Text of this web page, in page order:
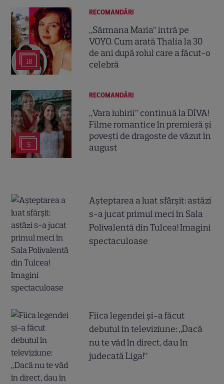
18
RECOMANDĂRI
„Sărmana Maria” intră pe
VOYO. Cum arată Thalía la 30
de ani după rolul care a făcut-o
celebră
5
RECOMANDĂRI
„Vara iubirii” continuă la DIVA!
Filme romantice în premieră și
povești de dragoste de văzut în
august
Așteptarea a luat sfârșit: astăzi
s-a jucat primul meci în Sala
Polivalentă din Tulcea! Imagini
spectaculoase
Fiica legendei și-a făcut
debutul în televiziune: „Dacă
nu te văd în direct, dau în
judecată Liga!”